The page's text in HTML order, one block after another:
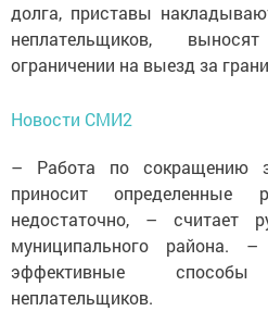
долга, приставы
неплательщиков,
ограничении на выезд за
Новости СМИ2
– Работа по сокращению
приносит определенные
недостаточно, – считает
муниципального района.
эффективные
неплательщиков.